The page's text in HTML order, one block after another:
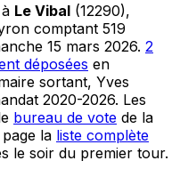
Le Vibal (12290),
comptant 519
15 mars 2026. 2
déposées en
sortant, Yves
2020-2026. Les
bureau de vote de la
la liste complète
le soir du premier tour.